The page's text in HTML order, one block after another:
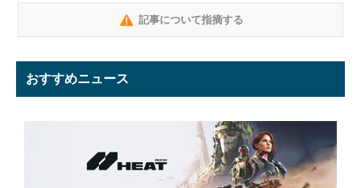
記事について指摘する
おすすめニュース